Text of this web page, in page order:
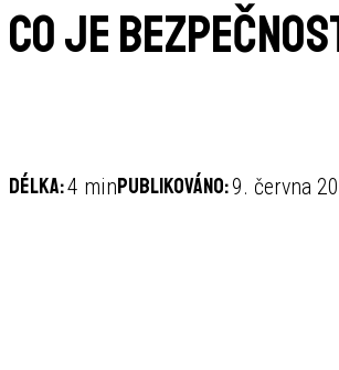
Co je
Délka:4 minPublikováno:9. června